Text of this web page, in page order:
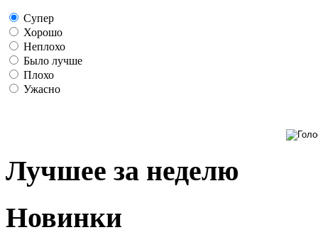
Супер
Хорошо
Неплохо
Было лучше
Плохо
Ужасно
Лучшее за неделю
Новинки